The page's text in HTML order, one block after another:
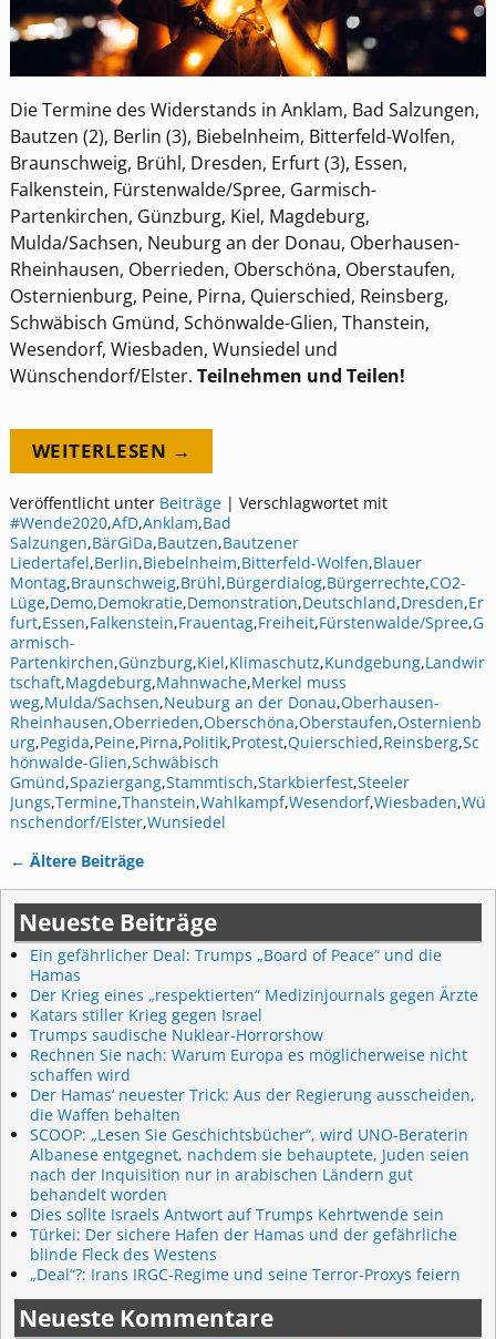
Die Termine des Widerstands in Anklam, Bad Salzungen,
Bautzen (2), Berlin (3), Biebelnheim, Bitterfeld-Wolfen,
Braunschweig, Brühl, Dresden, Erfurt (3), Essen,
Falkenstein, Fürstenwalde/Spree, Garmisch-
Partenkirchen, Günzburg, Kiel, Magdeburg,
Mulda/Sachsen, Neuburg an der Donau, Oberhausen-
Rheinhausen, Oberrieden, Oberschöna, Oberstaufen,
Osternienburg, Peine, Pirna, Quierschied, Reinsberg,
Schwäbisch Gmünd, Schönwalde-Glien, Thanstein,
Wesendorf, Wiesbaden, Wunsiedel und
Wünschendorf/Elster. Teilnehmen und Teilen!
WEITERLESEN →
Veröffentlicht unter Beiträge| Verschlagwortet mit
#Wende2020,AfD,Anklam,Bad
Salzungen,BärGiDa,Bautzen,Bautzener
Liedertafel,Berlin,Biebelnheim,Bitterfeld-Wolfen,Blauer
Montag,Braunschweig,Brühl,Bürgerdialog,Bürgerrechte,CO2-
Lüge,Demo,Demokratie,Demonstration,Deutschland,Dresden,Er
furt,Essen,Falkenstein,Frauentag,Freiheit,Fürstenwalde/Spree,G
armisch-
Partenkirchen,Günzburg,Kiel,Klimaschutz,Kundgebung,Landwir
tschaft,Magdeburg,Mahnwache,Merkel muss
weg,Mulda/Sachsen,Neuburg an der Donau,Oberhausen-
Rheinhausen,Oberrieden,Oberschöna,Oberstaufen,Osternienb
urg,Pegida,Peine,Pirna,Politik,Protest,Quierschied,Reinsberg,Sc
hönwalde-Glien,Schwäbisch
Gmünd,Spaziergang,Stammtisch,Starkbierfest,Steeler
Jungs,Termine,Thanstein,Wahlkampf,Wesendorf,Wiesbaden,Wü
nschendorf/Elster,Wunsiedel
Artikelnavigation
← Ältere Beiträge
Neueste Beiträge
Ein gefährlicher Deal: Trumps „Board of Peace“ und die
Hamas
Der Krieg eines „respektierten“ Medizinjournals gegen Ärzte
Katars stiller Krieg gegen Israel
Trumps saudische Nuklear-Horrorshow
Rechnen Sie nach: Warum Europa es möglicherweise nicht
schaffen wird
Der Hamas‘ neuester Trick: Aus der Regierung ausscheiden,
die Waffen behalten
SCOOP: „Lesen Sie Geschichtsbücher“, wird UNO-Beraterin
Albanese entgegnet, nachdem sie behauptete, Juden seien
nach der Inquisition nur in arabischen Ländern gut
behandelt worden
Dies sollte Israels Antwort auf Trumps Kehrtwende sein
Türkei: Der sichere Hafen der Hamas und der gefährliche
blinde Fleck des Westens
„Deal“?: Irans IRGC-Regime und seine Terror-Proxys feiern
Neueste Kommentare